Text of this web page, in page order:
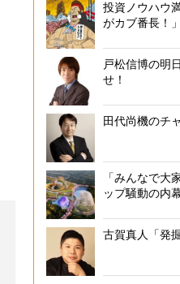
投資ノウハウ
がカブ番長！」
戸松信博の明
せ！
田代尚機のチ
「みんなで大
ップ騒動の内
古賀真人「発